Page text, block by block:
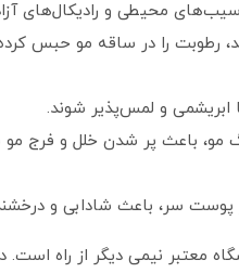
محیطی و رادیکال‌های
رطوبت را در ساقه مو حبس
ابریشمی و لمس‌پذیر شوند.
باعث پر شدن خلل و فرج مو
سر، باعث شادابی و
معتبر نیمی دیگر از راه